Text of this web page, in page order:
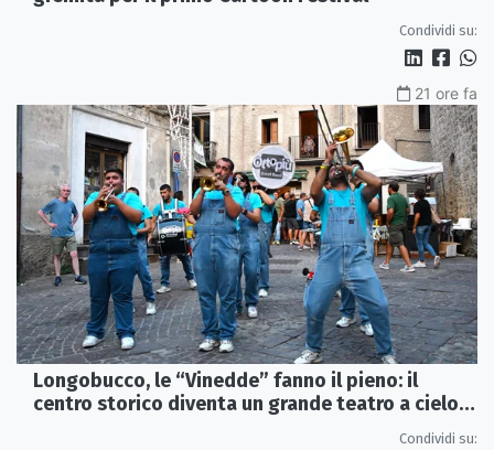
Condividi su:
21 ore fa
Longobucco, le “Vinedde” fanno il pieno: il
centro storico diventa un grande teatro a cielo
Condividi su: